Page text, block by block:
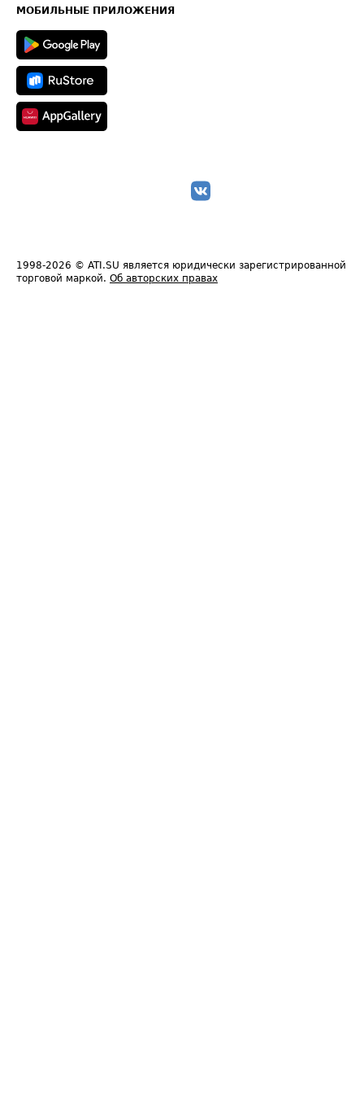
Техническая информация
МОБИЛЬНЫЕ ПРИЛОЖЕНИЯ
1998-2026 © ATI.SU является юридически зарегистрированной
торговой маркой. Об авторских правах